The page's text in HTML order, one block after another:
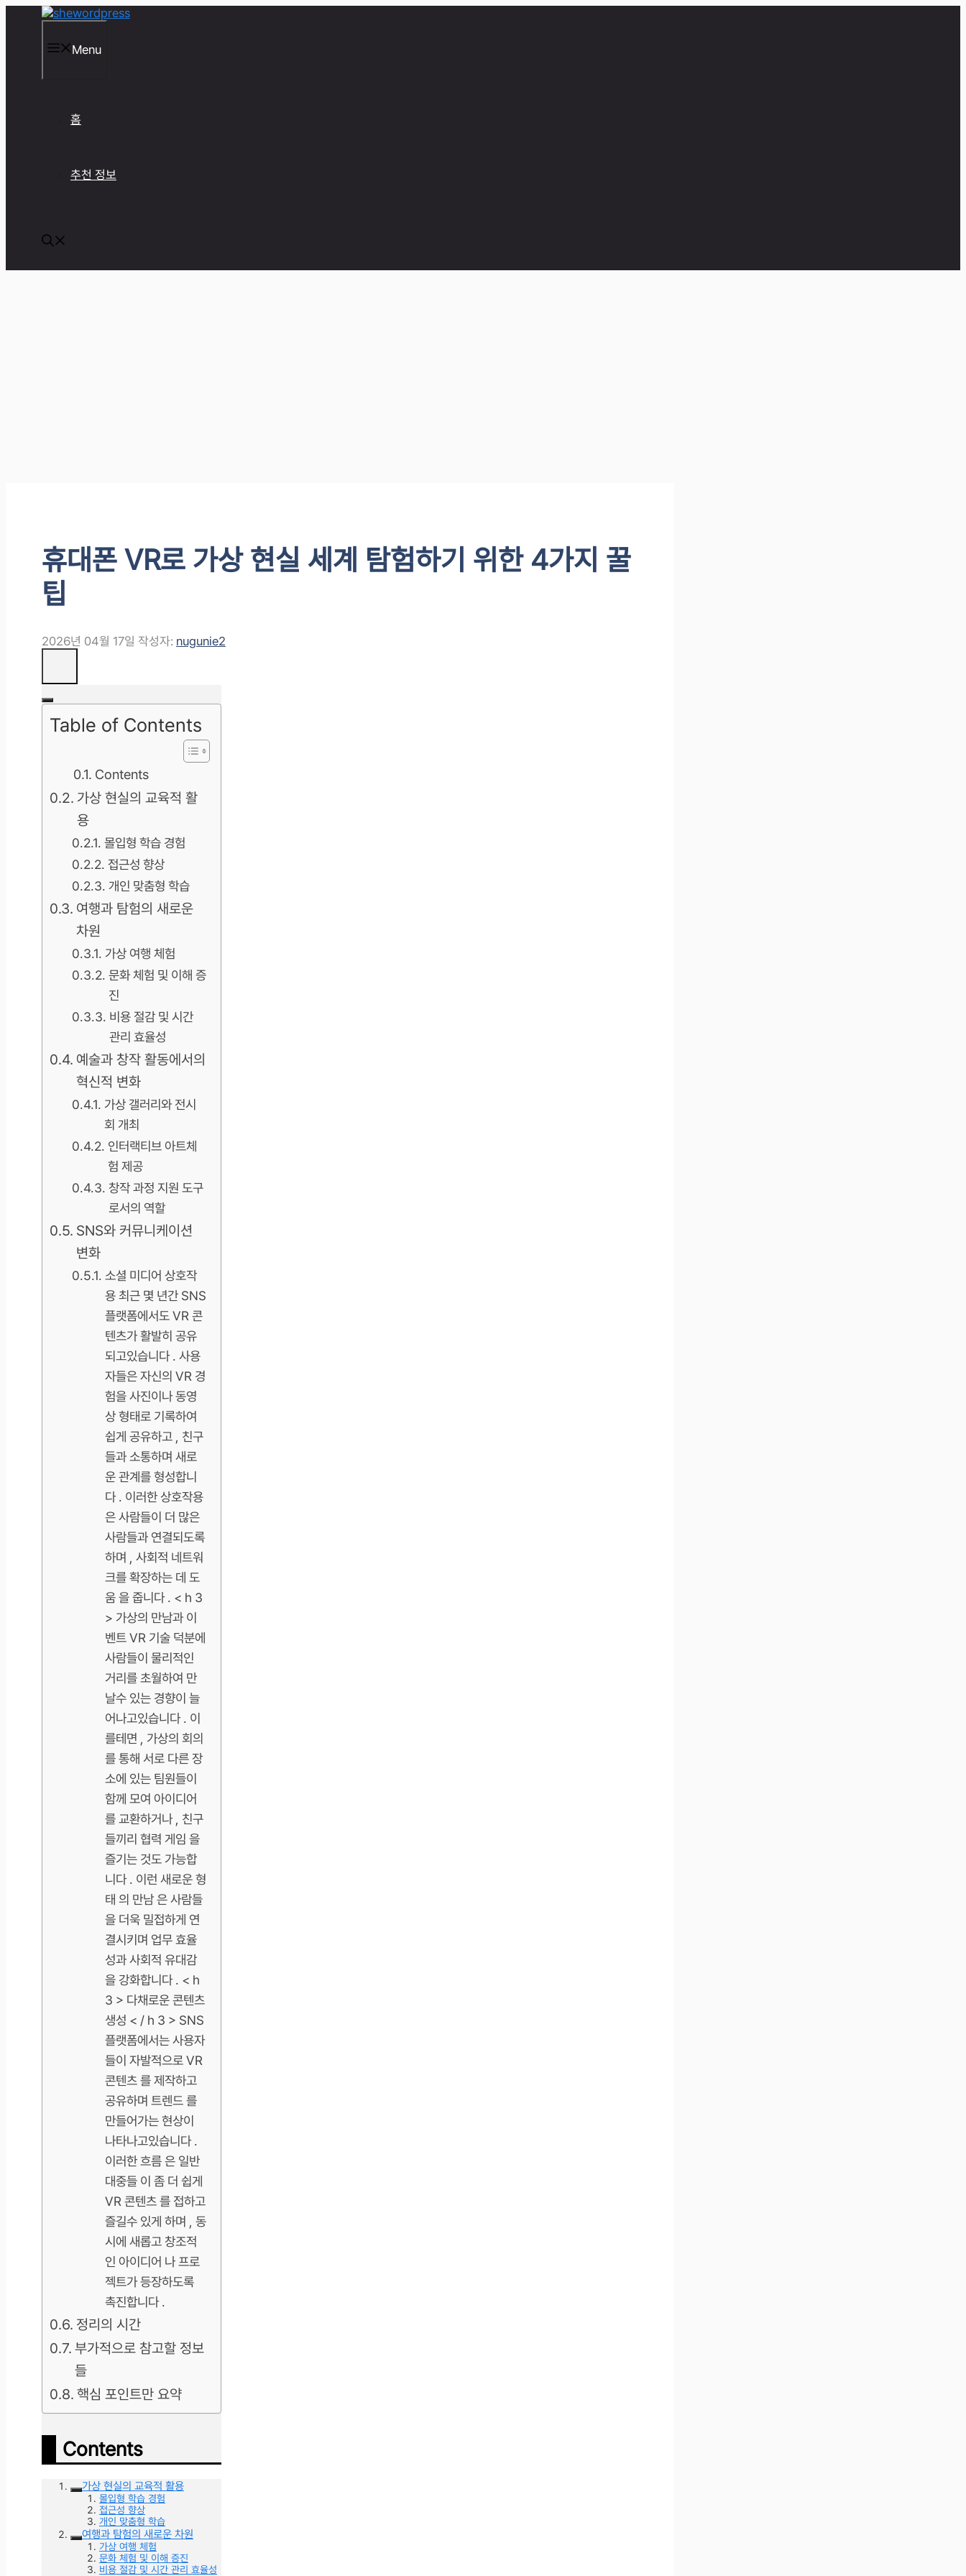
Menu
홈
추천 정보
휴대폰 VR로 가상 현실 세계 탐험하기 위한 4가지 꿀
팁
2026년 04월 17일 작성자: nugunie2
Table of Contents
Contents
가상 현실의 교육적 활
용
몰입형 학습 경험
접근성 향상
개인 맞춤형 학습
여행과 탐험의 새로운
차원
가상 여행 체험
문화 체험 및 이해 증
진
비용 절감 및 시간
관리 효율성
예술과 창작 활동에서의
혁신적 변화
가상 갤러리와 전시
회 개최
인터랙티브 아트체
험 제공
창작 과정 지원 도구
로서의 역할
SNS와 커뮤니케이션
변화
소셜 미디어 상호작
용 최근 몇 년간 SNS
플랫폼에서도 VR 콘
텐츠가 활발히 공유
되고있습니다 . 사용
자들은 자신의 VR 경
험을 사진이나 동영
상 형태로 기록하여
쉽게 공유하고 , 친구
들과 소통하며 새로
운 관계를 형성합니
다 . 이러한 상호작용
은 사람들이 더 많은
사람들과 연결되도록
하며 , 사회적 네트워
크를 확장하는 데 도
움 을 줍니다 . < h 3
> 가상의 만남과 이
벤트 VR 기술 덕분에
사람들이 물리적인
거리를 초월하여 만
날수 있는 경향이 늘
어나고있습니다 . 이
를테면 , 가상의 회의
를 통해 서로 다른 장
소에 있는 팀원들이
함께 모여 아이디어
를 교환하거나 , 친구
들끼리 협력 게임 을
즐기는 것도 가능합
니다 . 이런 새로운 형
태 의 만남 은 사람들
을 더욱 밀접하게 연
결시키며 업무 효율
성과 사회적 유대감
을 강화합니다 . < h
3 > 다채로운 콘텐츠
생성 < / h 3 > SNS
플랫폼에서는 사용자
들이 자발적으로 VR
콘텐츠 를 제작하고
공유하며 트렌드 를
만들어가는 현상이
나타나고있습니다 .
이러한 흐름 은 일반
대중들 이 좀 더 쉽게
VR 콘텐츠 를 접하고
즐길수 있게 하며 , 동
시에 새롭고 창조적
인 아이디어 나 프로
젝트가 등장하도록
촉진합니다 .
정리의 시간
부가적으로 참고할 정보
들
핵심 포인트만 요약
Contents
가상 현실의 교육적 활용
몰입형 학습 경험
접근성 향상
개인 맞춤형 학습
여행과 탐험의 새로운 차원
가상 여행 체험
문화 체험 및 이해 증진
비용 절감 및 시간 관리 효율성